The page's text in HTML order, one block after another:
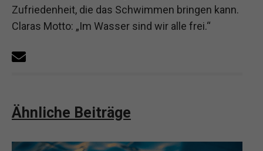
Zufriedenheit, die das Schwimmen bringen kann.
Claras Motto: „Im Wasser sind wir alle frei.“
Ähnliche Beiträge